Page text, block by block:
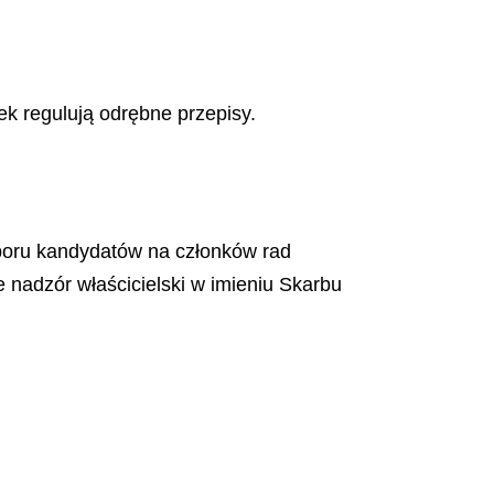
regulują odrębne przepisy.
kandydatów na członków rad
właścicielski w imieniu Skarbu